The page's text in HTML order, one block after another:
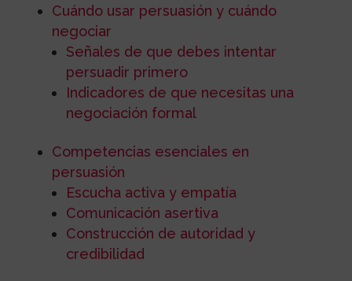
Cuándo usar persuasión y cuándo
negociar
Señales de que debes intentar
persuadir primero
Indicadores de que necesitas una
negociación formal
Competencias esenciales en
persuasión
Escucha activa y empatía
Comunicación asertiva
Construcción de autoridad y
credibilidad